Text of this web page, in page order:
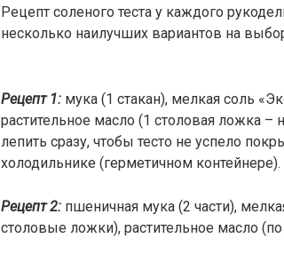
Рецепт соленого теста у каждого
несколько наилучших вариантов на
Рецепт 1: мука (1 стакан), мелкая соль
растительное масло (1 столовая ложка
лепить сразу, чтобы тесто не успело
холодильнике (герметичном контейнере).
Рецепт 2: пшеничная мука (2 части),
столовые ложки), растительное масло